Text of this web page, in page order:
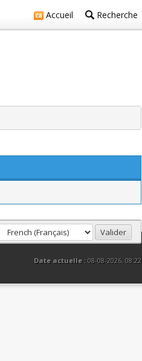
Accueil Recherche
Date actuelle :08-08-2026, 08:22